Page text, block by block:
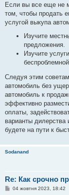
Если вы все еще не
том, чтобы продать
услугой выкупа
Изучите
предложения.
Изучите
Следуя этим
автомобиль без
автомобиль к
эффективно
оплаты,
варианты дилерства
будете на пути к
Sodanand
Re: Как срочно
П04 жовтня 2023, 18:42